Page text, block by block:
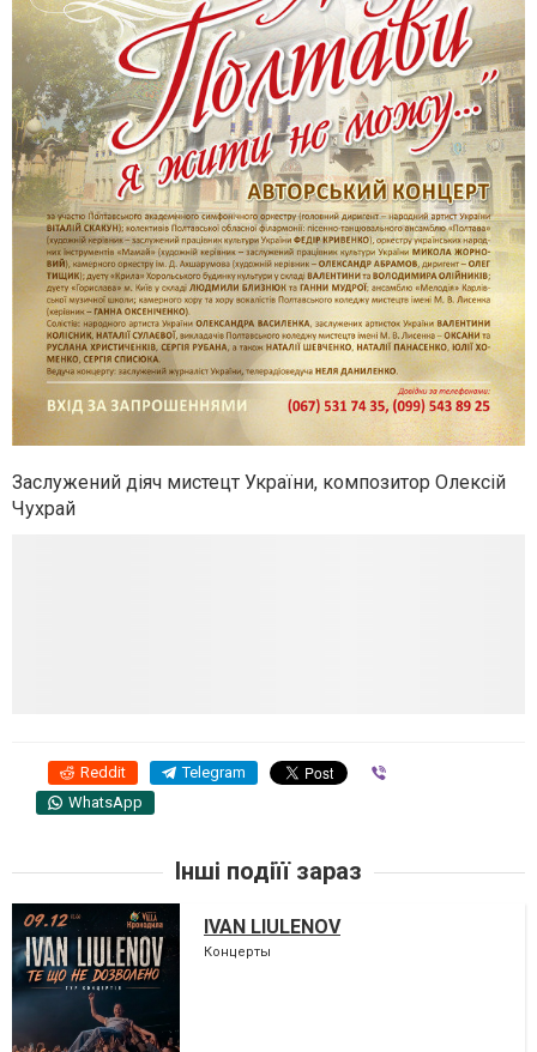
Заслужений діяч мистецт України, композитор Олексій
Чухрай
Reddit Telegram
WhatsApp
Інші подіїї зараз
IVAN LIULENOV
Концерты